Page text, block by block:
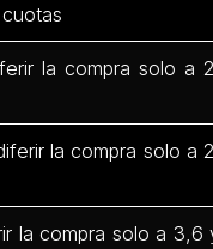
la compra solo a
la compra solo a
la compra solo a 3,6